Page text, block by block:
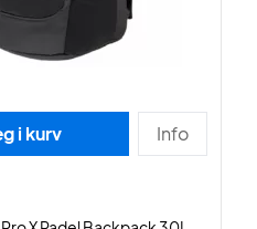
i kurv Info